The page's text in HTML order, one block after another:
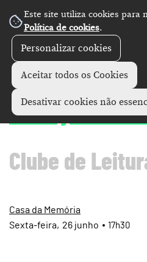
Este site utiliza cookies para
Política de cookies.
Personalizar cookies
Aceitar todos os Cookies
Desativar cookies não
Programas culturais +
Gonçalo M.
Clube de
Casa da Memória
26 junho
Sexta 17h30